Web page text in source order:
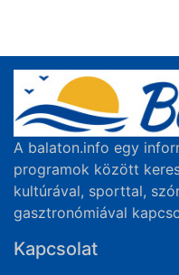
A balaton.info egy
programok között
kultúrával, sporttal,
gasztronómiával
Kapcsolat